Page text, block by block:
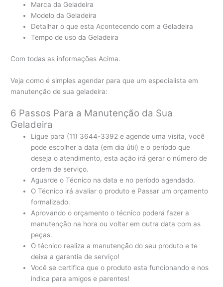
Marca da Geladeira
Modelo da Geladeira
Detalhar o que esta Acontecendo com a Geladeira
Tempo de uso da Geladeira
Com todas as informações Acima.
Veja como é simples agendar para que um especialista em
manutenção de sua geladeira:
6 Passos Para a Manutenção da Sua
Geladeira
Ligue para (11) 3644-3392 e agende uma visita, você
pode escolher a data (em dia útil) e o período que
deseja o atendimento, esta ação irá gerar o número de
ordem de serviço.
Aguarde o Técnico na data e no período agendado.
O Técnico irá avaliar o produto e Passar um orçamento
formalizado.
Aprovando o orçamento o técnico poderá fazer a
manutenção na hora ou voltar em outra data com as
peças.
O técnico realiza a manutenção do seu produto e te
deixa a garantia de serviço!
Você se certifica que o produto esta funcionando e nos
indica para amigos e parentes!